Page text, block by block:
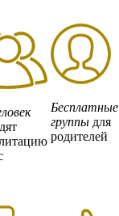
Бесплатные
группы для
родителей